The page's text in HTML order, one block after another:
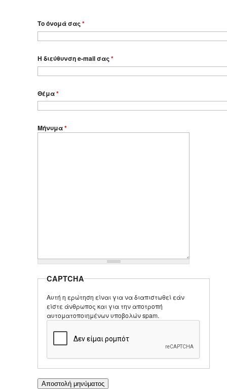
Το όνομά σας*
Η διεύθυνση e-mail σας*
Θέμα*
Μήνυμα*
CAPTCHA
Αυτή η ερώτηση είναι για να διαπιστωθεί εάν
είστε άνθρωπος και για την αποτροπή
αυτοματοποιημένων υποβολών spam.